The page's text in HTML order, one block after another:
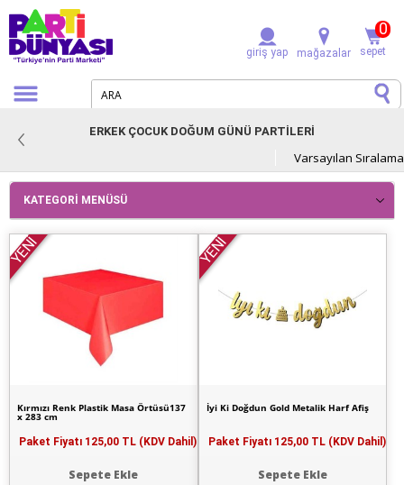
giriş yap mağazalar sepet
0
ERKEK ÇOCUK DOĞUM GÜNÜ PARTİLERİ
KATEGORI MENÜSÜ
YENİ
Kırmızı Renk Plastik Masa Örtüsü137
x 283 cm
Paket Fiyatı 125,00 TL (KDV Dahil)
Sepete Ekle
YENİ
İyi Ki Doğdun Gold Metalik Harf Afiş
Paket Fiyatı 125,00 TL (KDV Dahil)
Sepete Ekle